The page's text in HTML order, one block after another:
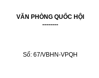
VĂN PHÒNG QUỐC HỘI
--------
Số: 67/VBHN-VPQH